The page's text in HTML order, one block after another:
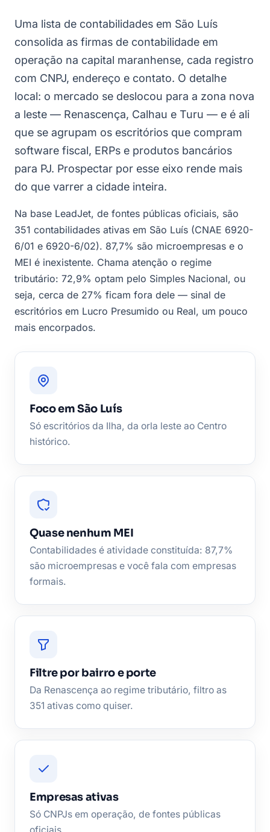
Uma lista de contabilidades em São Luís
consolida as firmas de contabilidade em
operação na capital maranhense, cada registro
com CNPJ, endereço e contato. O detalhe
local: o mercado se deslocou para a zona nova
a leste — Renascença, Calhau e Turu — e é ali
que se agrupam os escritórios que compram
software fiscal, ERPs e produtos bancários
para PJ. Prospectar por esse eixo rende mais
do que varrer a cidade inteira.
Na base LeadJet, de fontes públicas oficiais, são
351 contabilidades ativas em São Luís (CNAE 6920-
6/01 e 6920-6/02). 87,7% são microempresas e o
MEI é inexistente. Chama atenção o regime
tributário: 72,9% optam pelo Simples Nacional, ou
seja, cerca de 27% ficam fora dele — sinal de
escritórios em Lucro Presumido ou Real, um pouco
mais encorpados.
Foco em São Luís
Só escritórios da Ilha, da orla leste ao Centro
histórico.
Quase nenhum MEI
Contabilidades é atividade constituída: 87,7%
são microempresas e você fala com empresas
formais.
Filtre por bairro e porte
Da Renascença ao regime tributário, filtro as
351 ativas como quiser.
Empresas ativas
Só CNPJs em operação, de fontes públicas